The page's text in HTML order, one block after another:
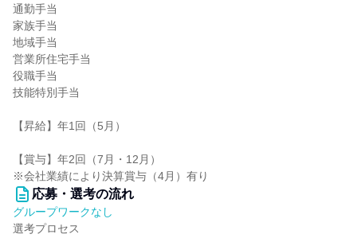
通勤手当
家族手当
地域手当
営業所住宅手当
役職手当
技能特別手当
【昇給】年1回（5月）
【賞与】年2回（7月・12月）
※会社業績により決算賞与（4月）有り
応募・選考の流れ
グループワークなし
選考プロセス